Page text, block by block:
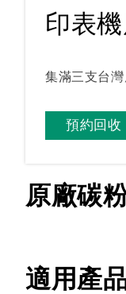
印表
集滿三支台
預約回收
原廠碳
適用產